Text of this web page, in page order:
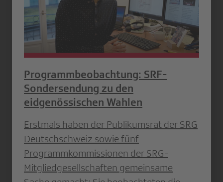
Programmbeobachtung: SRF-
Sondersendung zu den
eidgenössischen Wahlen
Erstmals haben der Publikumsrat der SRG
Deutschschweiz sowie fünf
Programmkommissionen der SRG-
Mitgliedgesellschaften gemeinsame